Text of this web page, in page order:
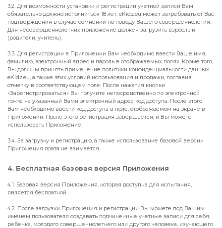
3.2. Для возможности установки и регистрации учетной записи Вам
обязательно должно исполниться 18 лет. eKidz.eu может затребовать от Вас
подтверждения в случае сомнений по поводу Вашего совершеннолетия.
Для несовершеннолетних приложение должен загрузить взрослый
(родители, учитель).
3.3. Для регистрации в Приложении Вам необходимо ввести Ваше имя,
фамилию, электронный адрес и пароль в отображаемых полях. Кроме того,
Вы должны принять применение политики конфиденциальности данных
eKidz.eu, а также этих условий использования и продажи, поставив
отметку в соответствующем поле. После нажатия кнопки
«Зарегистрироваться» Вы получите непосредственно по электронной
почте на указанный Вами электронный адрес код доступа. После этого
Вам необходимо ввести код доступа в поле, отображаемом на экране в
Приложении. После этого регистрация завершается, и Вы можете
использовать Приложение.
3.4. За загрузку и регистрацию, а также использование базовой версии
Приложения плата не взимается.
4. Бесплатная базовая версия Приложения
4.1. Базовая версия Приложения, которая доступна для испытания,
является бесплатной.
4.2. После загрузки Приложения и регистрации Вы можете под Вашим
именем пользователя создавать подчиненные учетные записи для себя,
ребенка, молодого совершеннолетнего или другого человека, изучающего